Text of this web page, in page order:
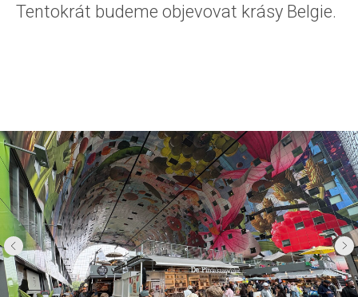
Tentokrát budeme objevovat krásy Belgie.